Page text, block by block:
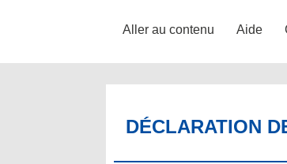
Aller au contenu Aide
DÉCLARATION